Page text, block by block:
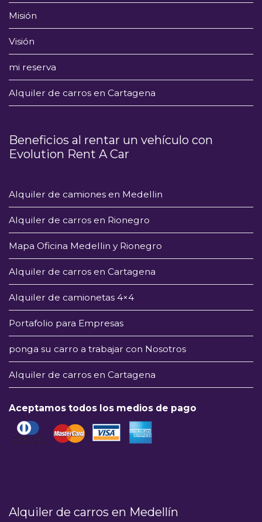
Misión
Visión
mi reserva
Alquiler de carros en Cartagena
Beneficios al rentar un vehículo con
Evolution Rent A Car
Alquiler de camiones en Medellin
Alquiler de carros en Rionegro
Mapa Oficina Medellin y Rionegro
Alquiler de carros en Cartagena
Alquiler de camionetas 4×4
Portafolio para Empresas
ponga su carro a trabajar con Nosotros
Alquiler de carros en Cartagena
Aceptamos todos los medios de pago
Alquiler de carros en Medellín